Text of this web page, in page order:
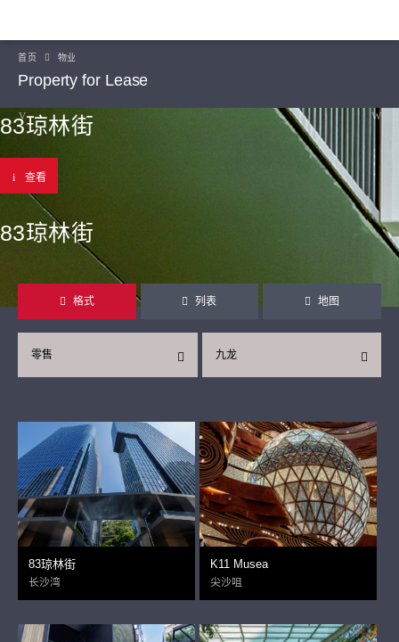
首页 物业
Property for Lease
83琼林街
查看
83琼林街
格式 列表 地图
九龙
零售
83琼林街
长沙湾
K11 Musea
尖沙咀